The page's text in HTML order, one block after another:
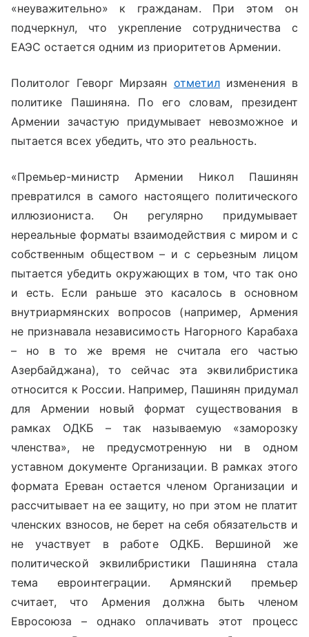
«неуважительно» к гражданам. При этом он
подчеркнул, что укрепление сотрудничества с
ЕАЭС остается одним из приоритетов Армении.
Политолог Геворг Мирзаян отметил изменения в
политике Пашиняна. По его словам, президент
Армении зачастую придумывает невозможное и
пытается всех убедить, что это реальность.
«Премьер-министр Армении Никол Пашинян
превратился в самого настоящего политического
иллюзиониста. Он регулярно придумывает
нереальные форматы взаимодействия с миром и с
собственным обществом – и с серьезным лицом
пытается убедить окружающих в том, что так оно
и есть. Если раньше это касалось в основном
внутриармянских вопросов (например, Армения
не признавала независимость Нагорного Карабаха
– но в то же время не считала его частью
Азербайджана), то сейчас эта эквилибристика
относится к России. Например, Пашинян придумал
для Армении новый формат существования в
рамках ОДКБ – так называемую «заморозку
членства», не предусмотренную ни в одном
уставном документе Организации. В рамках этого
формата Ереван остается членом Организации и
рассчитывает на ее защиту, но при этом не платит
членских взносов, не берет на себя обязательств и
не участвует в работе ОДКБ. Вершиной же
политической эквилибристики Пашиняна стала
тема евроинтеграции. Армянский премьер
считает, что Армения должна быть членом
Евросоюза – однако оплачивать этот процесс